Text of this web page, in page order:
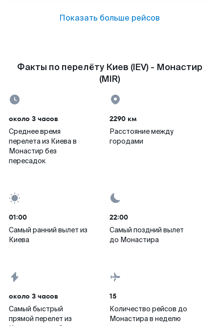
Показать больше рейсов
Факты по перелёту Киев (IEV) - Монастир
(MIR)
около 3 часов
Среднее время
перелета из Киева в
Монастир без
пересадок
2290 км
Расстояние между
городами
01:00
Самый ранний вылет из
Киева
22:00
Самый поздний вылет
до Монастира
около 3 часов
Самый быстрый
прямой перелет из
15
Количество рейсов до
Монастира в неделю